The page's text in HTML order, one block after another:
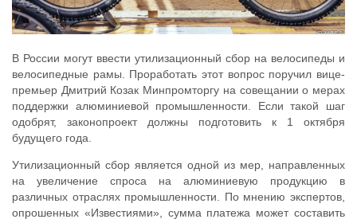
В России могут ввести утилизационный сбор на велосипеды и
велосипедные рамы. Проработать этот вопрос поручил вице-
премьер Дмитрий Козак Минпромторгу на совещании о мерах
поддержки алюминиевой промышленности. Если такой шаг
одобрят, законопроект должны подготовить к 1 октября
будущего года.
Утилизационный сбор является одной из мер, направленных
на увеличение спроса на алюминиевую продукцию в
различных отраслях промышленности. По мнению экспертов,
опрошенных «Известиями», сумма платежа может составить